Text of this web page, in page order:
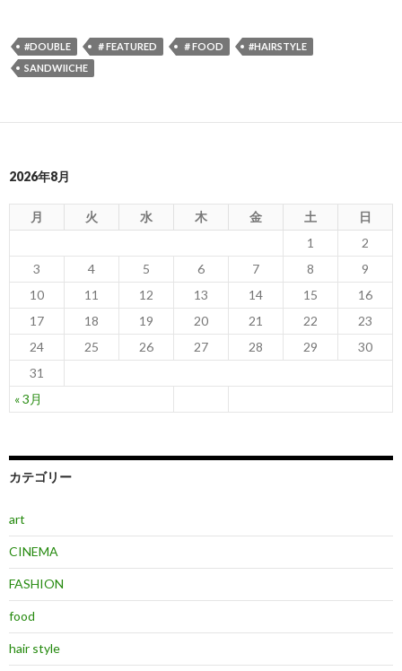
#DOUBLE ＃FEATURED ＃FOOD
#HAIRSTYLE
SANDWIICHE
2026年8月
月 火 水 木 金 土 日
« 3月
1
2
3
4 5 6 7 8
9
10
11 12 13 14 15
16
17
18 19 20 21 22
23
24
25 26 27 28 29
30
31
カテゴリー
art
CINEMA
FASHION
food
hair style